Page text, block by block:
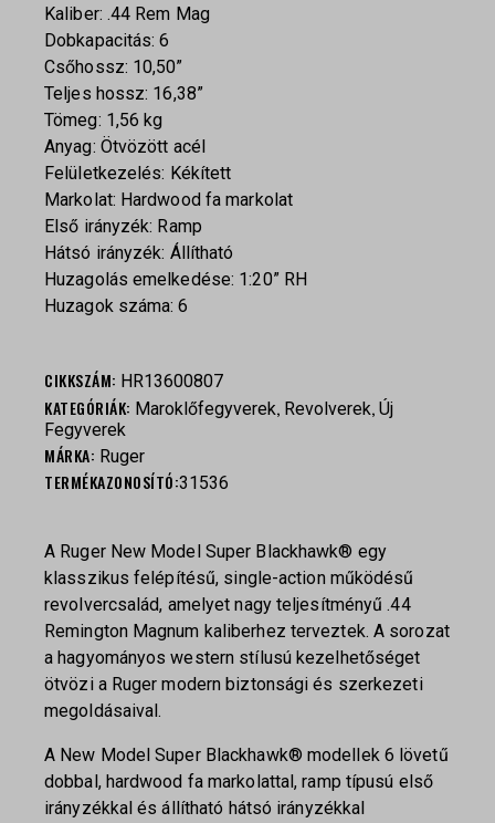
Kaliber: .44 Rem Mag
Dobkapacitás: 6
Csőhossz: 10,50”
Teljes hossz: 16,38”
Tömeg: 1,56 kg
Anyag: Ötvözött acél
Felületkezelés: Kékített
Markolat: Hardwood fa markolat
Első irányzék: Ramp
Hátsó irányzék: Állítható
Huzagolás emelkedése: 1:20” RH
Huzagok száma: 6
CIKKSZÁM: HR13600807
KATEGÓRIÁK: Maroklőfegyverek, Revolverek, Új
Fegyverek
MÁRKA: Ruger
TERMÉKAZONOSÍTÓ:31536
A Ruger New Model Super Blackhawk® egy
klasszikus felépítésű, single-action működésű
revolvercsalád, amelyet nagy teljesítményű .44
Remington Magnum kaliberhez terveztek. A sorozat
a hagyományos western stílusú kezelhetőséget
ötvözi a Ruger modern biztonsági és szerkezeti
megoldásaival.
A New Model Super Blackhawk® modellek 6 lövetű
dobbal, hardwood fa markolattal, ramp típusú első
irányzékkal és állítható hátsó irányzékkal